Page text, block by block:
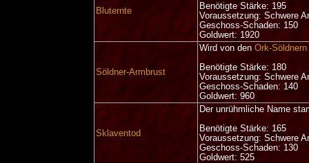
Bluternte
Benötigte Stärke: 195
Voraussetzung: Schwere
Geschoss-Schaden: 150
Goldwert: 1920
Söldner-Armbrust
Wird von denOrk-Söldnern
Benötigte Stärke: 180
Voraussetzung: Schwere
Geschoss-Schaden: 140
Goldwert: 960
Sklaventod
Der unrühmliche Name
Benötigte Stärke: 165
Voraussetzung: Schwere
Geschoss-Schaden: 130
Goldwert: 525